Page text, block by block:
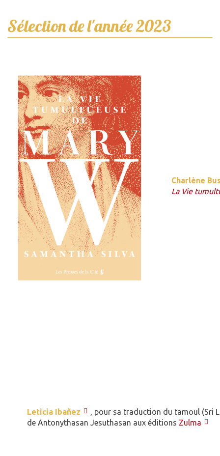
Sélection de l'année 2023
Charlène
La Vie
Leticia Ibañez
, pour sa traduction du tamoul (Sri
de Antonythasan Jesuthasan aux éditions Zulma